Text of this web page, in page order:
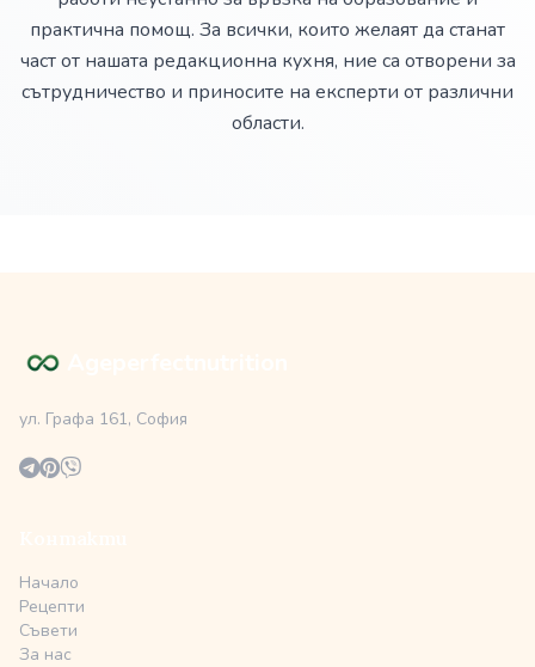
практична помощ. За всички, които желаят да станат
част от нашата редакционна кухня, ние са отворени за
сътрудничество и приносите на експерти от различни
области.
ул. Графа 161, София
Начало
Рецепти
Съвети
За нас